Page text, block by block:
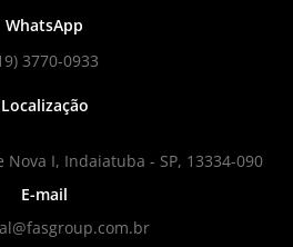
WhatsApp
3770-0933
Localização
Nova I, Indaiatuba - SP, 13334-090
E-mail